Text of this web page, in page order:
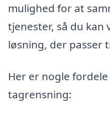
mulighed for at
tjenester, så du
løsning, der passer
Her er nogle
tagrensning: